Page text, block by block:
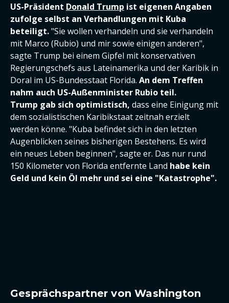
US-Präsident Donald Trump ist eigenen Angaben
zufolge selbst an Verhandlungen mit Kuba
beteiligt."Sie wollen verhandeln und sie verhandeln
mit Marco (Rubio) und mir sowie einigen anderen",
sagte Trump bei einem Gipfel mit konservativen
Regierungschefs aus Lateinamerika und der Karibik in
Doral im US-Bundesstaat Florida. An dem Treffen
nahm auch US-Außenminister Rubio teil.
Trump gab sich optimistisch, dass eine Einigung mit
dem sozialistischen Karibikstaat zeitnah erzielt
werden könne. "Kuba befindet sich in den letzten
Augenblicken seines bisherigen Bestehens. Es wird
ein neues Leben beginnen", sagte er. Das nur rund
150 Kilometer von Florida entfernte Land habe kein
Geld und kein Öl mehr und sei eine "Katastrophe".
Gesprächspartner von Washington